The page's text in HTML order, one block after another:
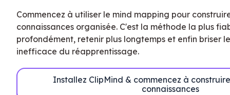
Commencez à utiliser le mind mapping pour
connaissances organisée. C'est la méthode la plus
profondément, retenir plus longtemps et enfin briser
inefficace du réapprentissage.
Installez ClipMind & commencez à
connaissances